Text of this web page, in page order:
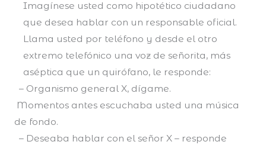
Imagínese usted como hipotético ciudadano
que desea hablar con un responsable oficial.
Llama usted por teléfono y desde el otro
extremo telefónico una voz de señorita, más
aséptica que un quirófano, le responde:
– Organismo general X, dígame.
Momentos antes escuchaba usted una música
de fondo.
– Deseaba hablar con el señor X – responde